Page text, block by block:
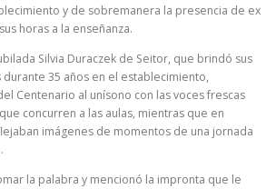
y de sobremanera la presencia de ex
horas a la enseñanza.
Silvia Duraczek de Seitor, que brindó sus
35 años en el establecimiento,
Centenario al unísono con las voces frescas
concurren a las aulas, mientras que en
imágenes de momentos de una jornada
la palabra y mencionó la impronta que le